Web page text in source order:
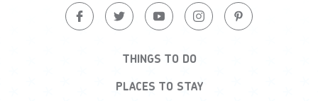
THINGS TO DO
PLACES TO STAY